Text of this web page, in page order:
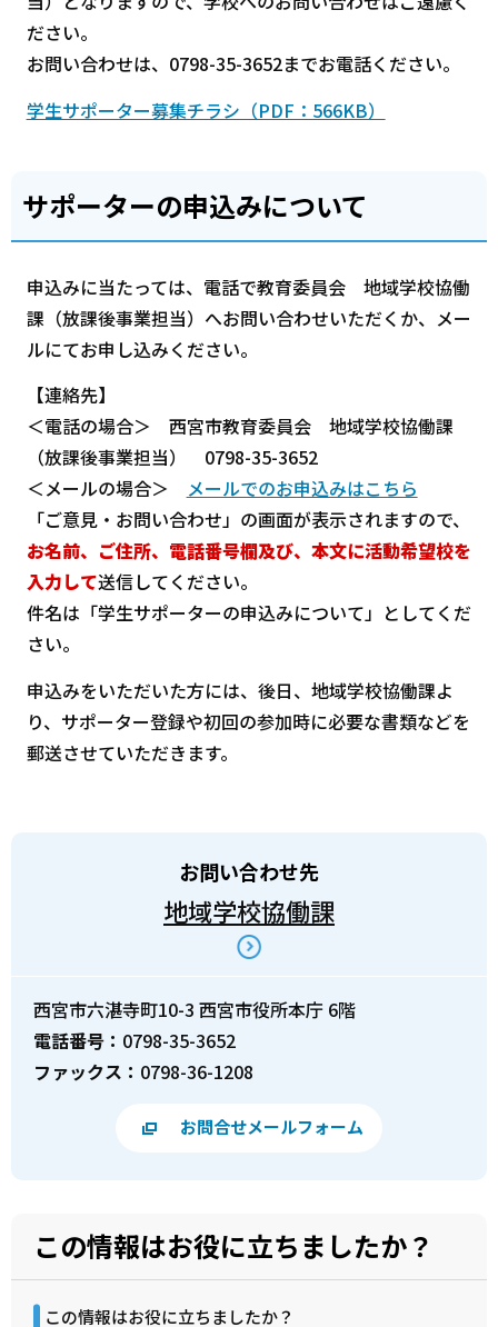
ださい。
お問い合わせは、0798-35-3652までお電話ください。
学生サポーター募集チラシ（PDF：566KB）
サポーターの申込みについて
申込みに当たっては、電話で教育委員会 地域学校協働
課（放課後事業担当）へお問い合わせいただくか、メー
ルにてお申し込みください。
【連絡先】
＜電話の場合＞ 西宮市教育委員会 地域学校協働課
（放課後事業担当） 0798-35-3652
＜メールの場合＞
メールでのお申込みはこちら
「ご意見・お問い合わせ」の画面が表示されますので、
お名前、ご住所、電話番号欄及び、本文に活動希望校を
入力して送信してください。
件名は「学生サポーターの申込みについて」としてくだ
さい。
申込みをいただいた方には、後日、地域学校協働課よ
り、サポーター登録や初回の参加時に必要な書類などを
郵送させていただきます。
お問い合わせ先
地域学校協働課
西宮市六湛寺町10-3 西宮市役所本庁 6階
電話番号： 0798-35-3652
ファックス： 0798-36-1208
お問合せメールフォーム
この情報はお役に立ちましたか？
この情報はお役に立ちましたか？